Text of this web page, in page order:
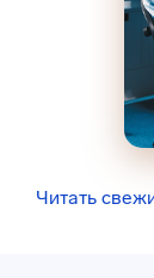
Читать